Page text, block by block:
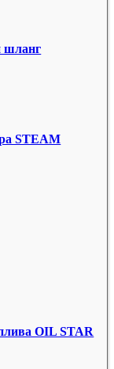
шланг
STEAM
OIL STAR